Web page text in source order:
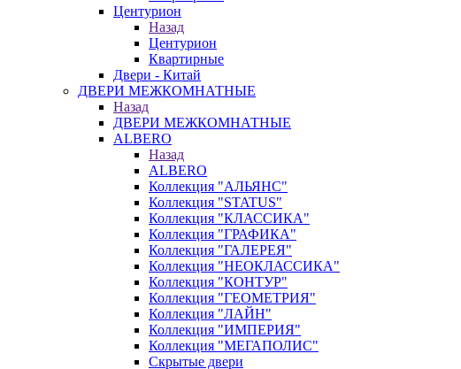
Центурион
Назад
Центурион
Квартирные
Двери - Китай
ДВЕРИ МЕЖКОМНАТНЫЕ
Назад
ДВЕРИ МЕЖКОМНАТНЫЕ
ALBERO
Назад
ALBERO
Коллекция "АЛЬЯНС"
Коллекция "STATUS"
Коллекция "КЛАССИКА"
Коллекция "ГРАФИКА"
Коллекция "ГАЛЕРЕЯ"
Коллекция "НЕОКЛАССИКА"
Коллекция "КОНТУР"
Коллекция "ГЕОМЕТРИЯ"
Коллекция "ЛАЙН"
Коллекция "ИМПЕРИЯ"
Коллекция "МЕГАПОЛИС"
Скрытые двери